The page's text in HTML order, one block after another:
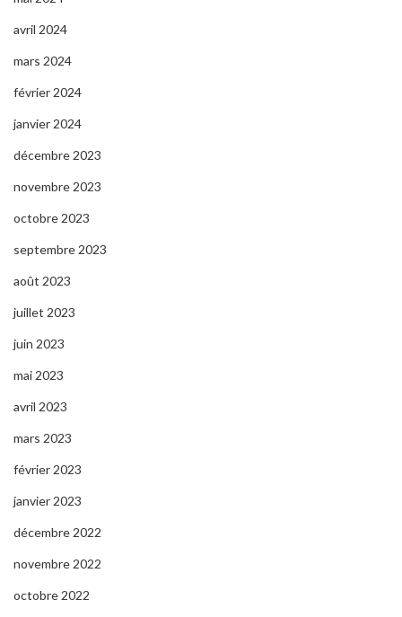
avril 2024
mars 2024
février 2024
janvier 2024
décembre 2023
novembre 2023
octobre 2023
septembre 2023
août 2023
juillet 2023
juin 2023
mai 2023
avril 2023
mars 2023
février 2023
janvier 2023
décembre 2022
novembre 2022
octobre 2022